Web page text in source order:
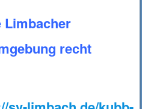
Limbacher
recht